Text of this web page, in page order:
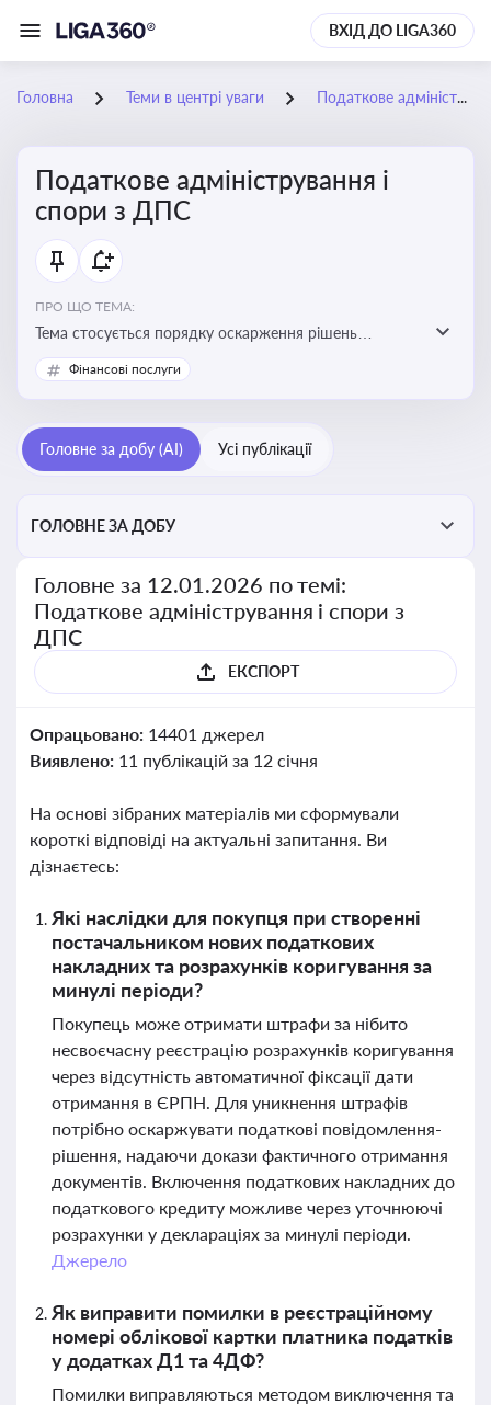
ВХІД ДО LIGA360
Головна Теми в центрі уваги Податкове адміністрування і спори з ДПС
Податкове адміністрування і
спори з ДПС
ПРО ЩО ТЕМА:
Тема стосується порядку оскарження рішень
податкових органів, що виникають внаслідок
податкових перевірок, та механізмів захисту прав
Фінансові послуги
Головне за добу (AI) Усі публікації
ГОЛОВНЕ ЗА ДОБУ
Головне за 12.01.2026 по темі:
Податкове адміністрування і спори з
ДПС
ЕКСПОРТ
Опрацьовано: 14401 джерел
Виявлено: 11 публікацій за 12 січня
На основі зібраних матеріалів ми сформували
короткі відповіді на актуальні запитання. Ви
дізнаєтесь:
Які наслідки для покупця при створенні
постачальником нових податкових
накладних та розрахунків коригування за
минулі періоди?
Покупець може отримати штрафи за нібито
несвоєчасну реєстрацію розрахунків коригування
через відсутність автоматичної фіксації дати
отримання в ЄРПН. Для уникнення штрафів
потрібно оскаржувати податкові повідомлення-
рішення, надаючи докази фактичного отримання
документів. Включення податкових накладних до
податкового кредиту можливе через уточнюючі
розрахунки у деклараціях за минулі періоди.
Джерело
Як виправити помилки в реєстраційному
номері облікової картки платника податків
у додатках Д1 та 4ДФ?
Помилки виправляються методом виключення та